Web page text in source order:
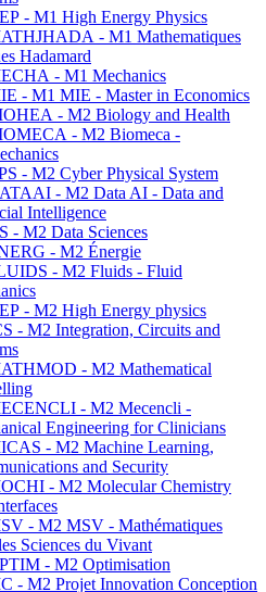
- M1 High Energy Physics
- M1 Mathematiques
Hadamard
- M1 Mechanics
- M1 MIE - Master in Economics
- M2 Biology and Health
- M2 Biomeca -
- M2 Cyber Physical System
- M2 Data AI - Data and
Intelligence
- M2 Data Sciences
- M2 Énergie
- M2 Fluids - Fluid
- M2 High Energy physics
- M2 Integration, Circuits and
- M2 Mathematical
- M2 Mecencli -
Engineering for Clinicians
- M2 Machine Learning,
and Security
- M2 Molecular Chemistry
- M2 MSV - Mathématiques
Sciences du Vivant
- M2 Optimisation
- M2 Projet Innovation Conception